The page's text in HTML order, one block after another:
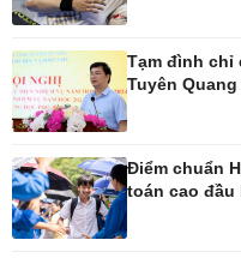
Ô tô - Xe máy
Tạm đình chỉ
Tuyên
Điểm chuẩn
toán cao đầu